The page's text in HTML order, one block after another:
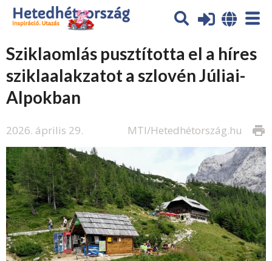
Sziklaomlás pusztította el a híres
sziklaalakzatot a szlovén Júliai-
Alpokban
2026. április 29. print
MTI/Hetedhétország.hu